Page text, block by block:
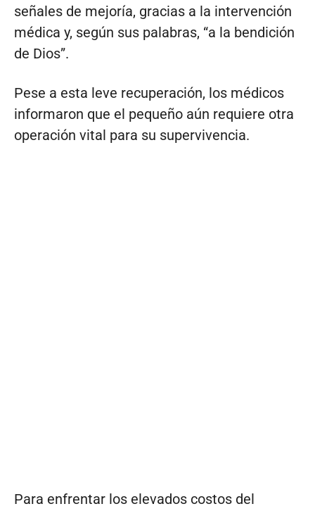
señales de mejoría, gracias a la intervención
médica y, según sus palabras, “a la bendición
de Dios”.
Pese a esta leve recuperación, los médicos
informaron que el pequeño aún requiere otra
operación vital para su supervivencia.
Para enfrentar los elevados costos del